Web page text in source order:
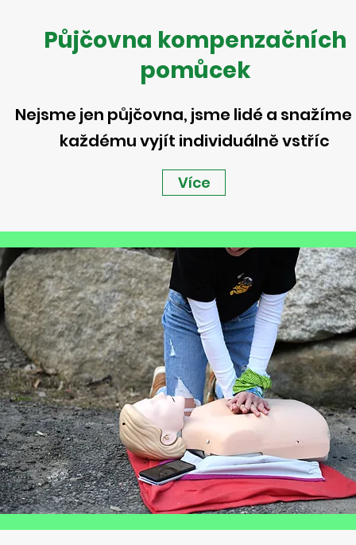
Půjčovna kompenzačních
pomůcek
Nejsme jen půjčovna, jsme lidé a snažíme
každému vyjít individuálně vstříc
Více